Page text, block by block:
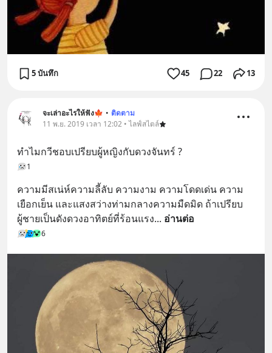
5 บันทึก 45 22 13
จะเล่าอะไรให้ฟัง🍁 • ติดตาม
11 พ.ย. 2019 เวลา 12:02 • ไลฟ์สไตล์
ทำไมกวีชอบเปรียบผู้หญิงกับดวงจันทร์ ?
1
ความมีสเน่ห์ความลี้ลับ ความงาม ความโดดเด่น ความ
เยือกเย็น และแสงสว่างท่ามกลางความมืดมิด ถ้าเปรียบ
ผู้ชายเป็นดังดวงอาทิตย์ที่ร้อนแรง... อ่านต่อ
6